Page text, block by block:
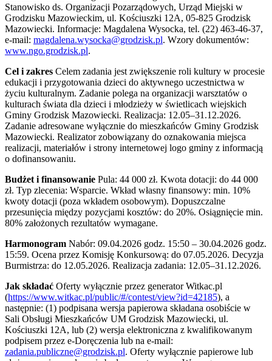
Stanowisko ds. Organizacji Pozarządowych, Urząd Miejski w
Grodzisku Mazowieckim, ul. Kościuszki 12A, 05-825 Grodzisk
Mazowiecki. Informacje: Magdalena Wysocka, tel. (22) 463-46-37,
e-mail: magdalena.wysocka@grodzisk.pl. Wzory dokumentów:
www.ngo.grodzisk.pl.
Cel i zakres Celem zadania jest zwiększenie roli kultury w procesie
edukacji i przygotowania dzieci do aktywnego uczestnictwa w
życiu kulturalnym. Zadanie polega na organizacji warsztatów o
kulturach świata dla dzieci i młodzieży w świetlicach wiejskich
Gminy Grodzisk Mazowiecki. Realizacja: 12.05–31.12.2026.
Zadanie adresowane wyłącznie do mieszkańców Gminy Grodzisk
Mazowiecki. Realizator zobowiązany do oznakowania miejsca
realizacji, materiałów i strony internetowej logo gminy z informacją
o dofinansowaniu.
Budżet i finansowanie Pula: 44 000 zł. Kwota dotacji: do 44 000
zł. Typ zlecenia: Wsparcie. Wkład własny finansowy: min. 10%
kwoty dotacji (poza wkładem osobowym). Dopuszczalne
przesunięcia między pozycjami kosztów: do 20%. Osiągnięcie min.
80% założonych rezultatów wymagane.
Harmonogram Nabór: 09.04.2026 godz. 15:50 – 30.04.2026 godz.
15:59. Ocena przez Komisję Konkursową: do 07.05.2026. Decyzja
Burmistrza: do 12.05.2026. Realizacja zadania: 12.05–31.12.2026.
Jak składać Oferty wyłącznie przez generator Witkac.pl
(https://www.witkac.pl/public/#/contest/view?id=42185), a
następnie: (1) podpisana wersja papierowa składana osobiście w
Sali Obsługi Mieszkańców UM Grodzisk Mazowiecki, ul.
Kościuszki 12A, lub (2) wersja elektroniczna z kwalifikowanym
podpisem przez e-Doręczenia lub na e-mail:
zadania.publiczne@grodzisk.pl. Oferty wyłącznie papierowe lub